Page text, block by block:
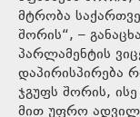
მტრობა
შორის“, –
პარლამენტის
დაპირისპირება
ჯგუფს შორის,
მით უფრო